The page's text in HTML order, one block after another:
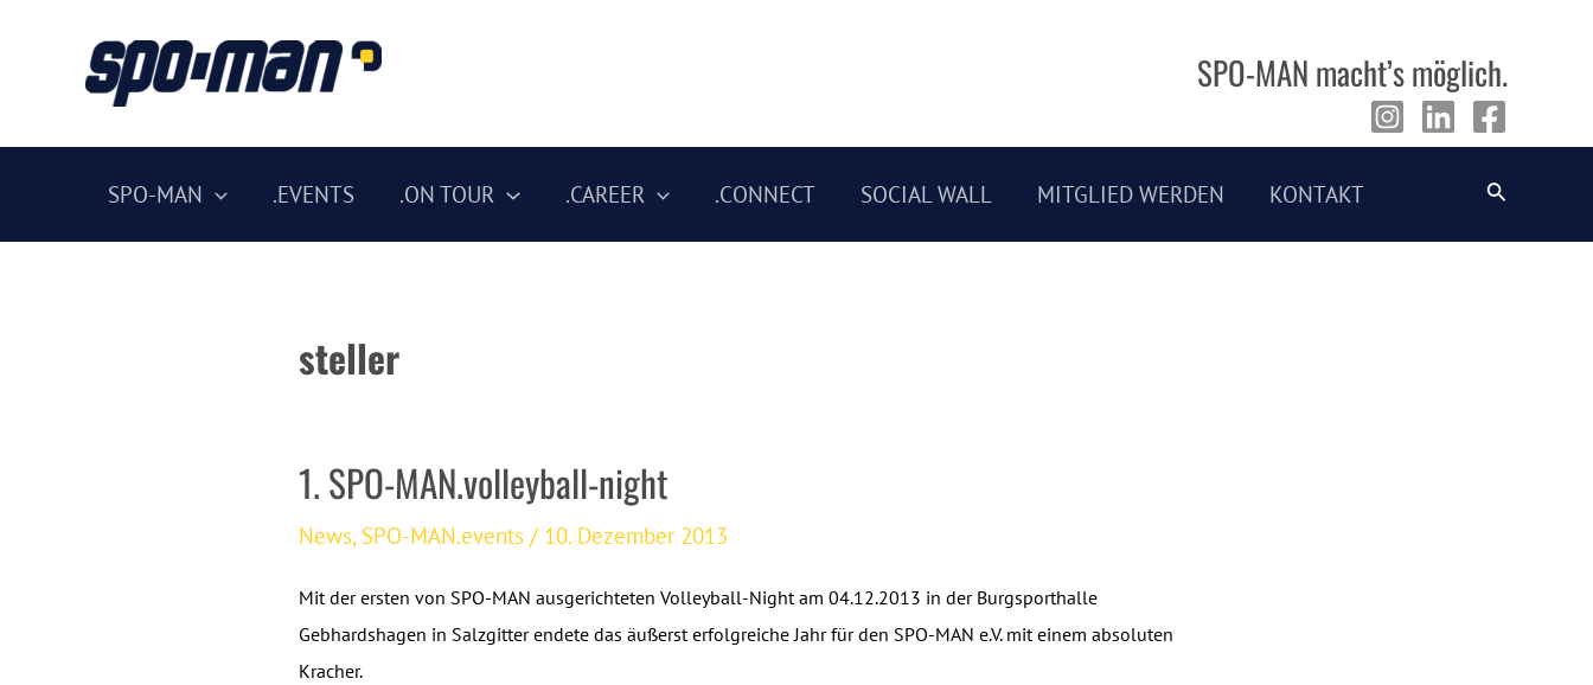
SPO-MAN macht’s möglich.
SPO-MAN .EVENTS .ON TOUR .CAREER .CONNECT SOCIAL WALL MITGLIED WERDEN KONTAKT Suche
steller
1. SPO-MAN.volleyball-night
News, SPO-MAN.events / 10. Dezember 2013
Mit der ersten von SPO-MAN ausgerichteten Volleyball-Night am 04.12.2013 in der Burgsporthalle
Gebhardshagen in Salzgitter endete das äußerst erfolgreiche Jahr für den SPO-MAN e.V. mit einem absoluten
Kracher.